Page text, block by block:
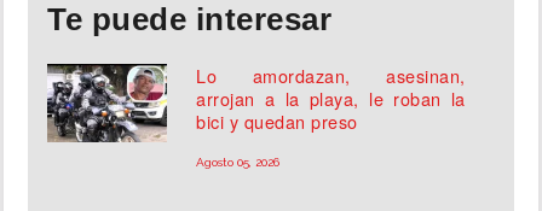
Te puede interesar
Lo amordazan, asesinan,
arrojan a la playa, le roban la
bici y quedan preso
Agosto 05, 2026